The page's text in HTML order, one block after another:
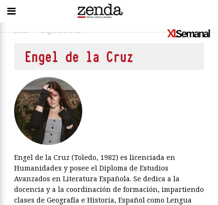
Inicio > Engel de la Cruz
Engel de la Cruz
Engel de la Cruz (Toledo, 1982) es licenciada en
Humanidades y posee el Diploma de Estudios
Avanzados en Literatura Española. Se dedica a la
docencia y a la coordinación de formación, impartiendo
clases de Geografía e Historia, Español como Lengua